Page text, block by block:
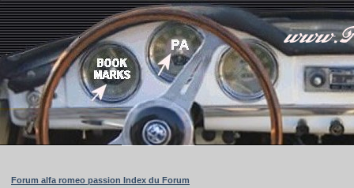
Forum alfa romeo passion Index du Forum